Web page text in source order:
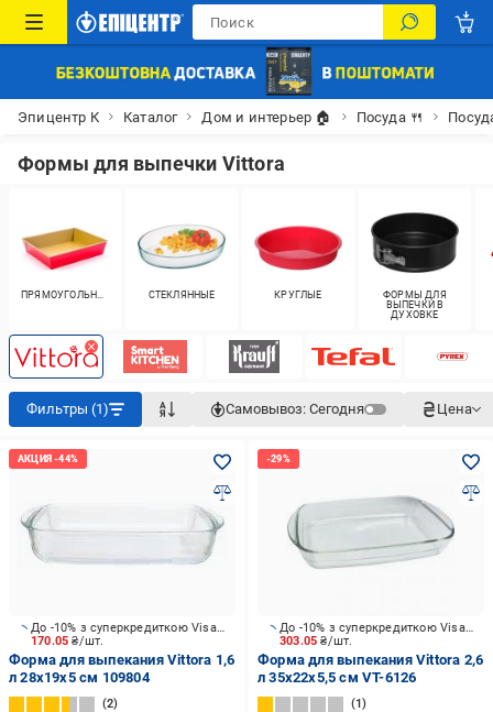
Эпицентр К Каталог Дом и интерьер 🏠 Посуда 🍴
Формы для выпечки Vittora
ПРЯМОУГОЛЬНЫЕ СТЕКЛЯННЫЕ КРУГЛЫЕ
ФОРМЫ ДЛЯ
ВЫПЕЧКИ В
ДУХОВКЕ
Фильтры (1) Самовывоз: Сегодня Цена
170.05₴/шт.
До -10% з суперкредиткою Visa Вигода
Форма для выпекания Vittora 1,6
л 28x19x5 см 109804
2
303.05₴/шт.
До -10% з суперкредиткою Visa Вигода
Форма для выпекания Vittora 2,6
л 35х22х5,5 см VT-6126
1